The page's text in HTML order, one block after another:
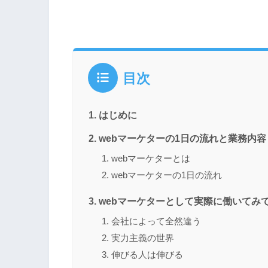
目次
はじめに
webマーケターの1日の流れと業務内容
webマーケターとは
webマーケターの1日の流れ
webマーケターとして実際に働いてみ
会社によって全然違う
実力主義の世界
伸びる人は伸びる